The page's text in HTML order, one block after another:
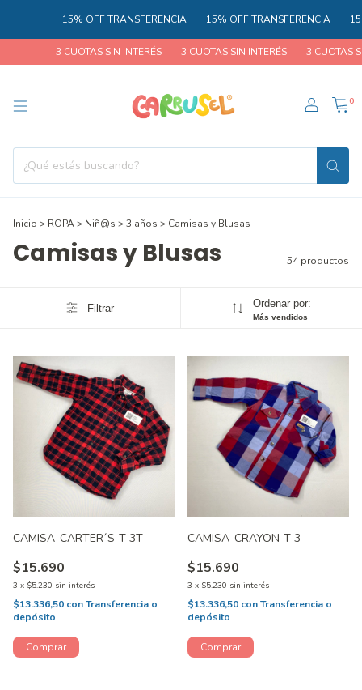
OFF TRANSFERENCIA 15% OFF TRANSFERENCIA 15% OFF
SIN INTERÉS 3 CUOTAS SIN INTERÉS 3 CUOTAS SIN INTERÉS
0
Inicio > ROPA> Niñ@s >3 años > Camisas y Blusas
Camisas y Blusas 54 productos
Filtrar Ordenar por:
Más vendidos
CAMISA-CARTER´S-T 3T
$15.690
3 x $5.230 sin interés
$13.336,50 conTransferencia o
depósito
CAMISA-CRAYON-T 3
$15.690
3 x $5.230 sin interés
$13.336,50 conTransferencia o
depósito